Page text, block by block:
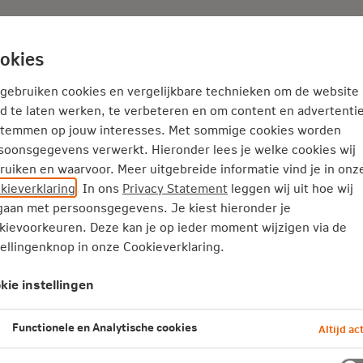
Adviseur Nieuws
Thema's
kosten en verhoogt
Maas ontvangt Jeroen Straathof, hr-
gasten: Borgert Tegel van
partner van You Sure, Chris &
naar Pensioen en Tom Haaring,
Nederlanden. Vanuit vier
cookies en vergelijkbare technieken om de website
te laten werken, te verbeteren en om content en
op jouw interesses. Met sommige cookies worden
verwerkt. Hieronder lees je welke cookies wij
en waarvoor. Meer uitgebreide informatie vind je in
. In ons Privacy Statement leggen wij uit hoe wij
met persoonsgegevens. Je kiest hieronder je
Deze kan je op ieder moment wijzigen via de
in onze Cookieverklaring.
instellingen
Functionele en Analytische cookies Altijd